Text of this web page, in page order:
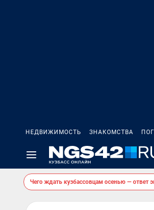
НЕДВИЖИМОСТЬ ЗНАКОМСТВА
Чего ждать кузбассовцам осенью — ответ